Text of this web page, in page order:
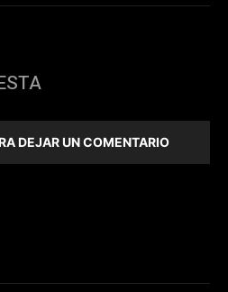
DEJAR UN COMENTARIO